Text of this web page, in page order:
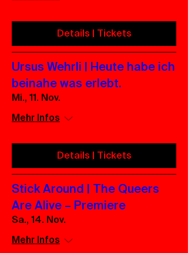
Details | Tickets
Ursus Wehrli | Heute habe ich
beinahe was erlebt.
Mi., 11. Nov.
Mehr Infos
Details | Tickets
Stick Around | The Queers
Are Alive – Premiere
Sa., 14. Nov.
Mehr Infos